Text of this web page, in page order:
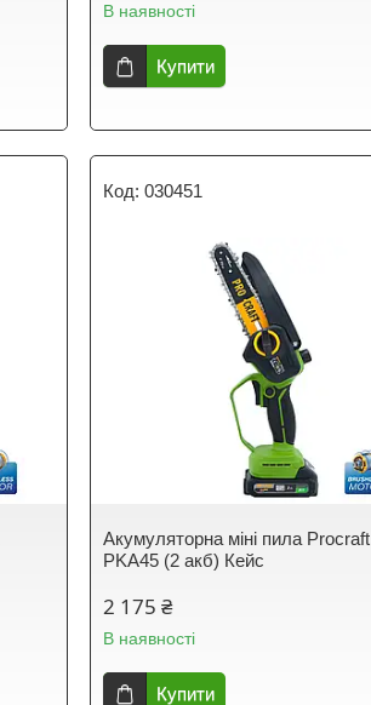
В наявності
Купити
030451
Акумуляторна міні пила Procraft
PKA45 (2 акб) Кейс
2 175 ₴
В наявності
Купити